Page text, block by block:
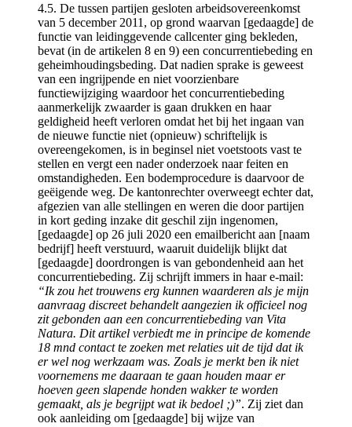
4.5. De tussen partijen gesloten arbeidsovereenkomst
van 5 december 2011, op grond waarvan [gedaagde] de
functie van leidinggevende callcenter ging bekleden,
bevat (in de artikelen 8 en 9) een concurrentiebeding en
geheimhoudingsbeding. Dat nadien sprake is geweest
van een ingrijpende en niet voorzienbare
functiewijziging waardoor het concurrentiebeding
aanmerkelijk zwaarder is gaan drukken en haar
geldigheid heeft verloren omdat het bij het ingaan van
de nieuwe functie niet (opnieuw) schriftelijk is
overeengekomen, is in beginsel niet voetstoots vast te
stellen en vergt een nader onderzoek naar feiten en
omstandigheden. Een bodemprocedure is daarvoor de
geëigende weg. De kantonrechter overweegt echter dat,
afgezien van alle stellingen en weren die door partijen
in kort geding inzake dit geschil zijn ingenomen,
[gedaagde] op 26 juli 2020 een emailbericht aan [naam
bedrijf] heeft verstuurd, waaruit duidelijk blijkt dat
[gedaagde] doordrongen is van gebondenheid aan het
concurrentiebeding. Zij schrijft immers in haar e-mail:
“Ik zou het trouwens erg kunnen waarderen als je mijn
aanvraag discreet behandelt aangezien ik officieel nog
zit gebonden aan een concurrentiebeding van Vita
Natura. Dit artikel verbiedt me in principe de komende
18 mnd contact te zoeken met relaties uit de tijd dat ik
er wel nog werkzaam was. Zoals je merkt ben ik niet
voornemens me daaraan te gaan houden maar er
hoeven geen slapende honden wakker te worden
gemaakt, als je begrijpt wat ik bedoel ;)”. Zij ziet dan
ook aanleiding om [gedaagde] bij wijze van